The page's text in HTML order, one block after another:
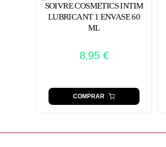
SOIVRE COSMETICS INTIM
LUBRICANT 1 ENVASE 60
ML
8,95 €
COMPRAR